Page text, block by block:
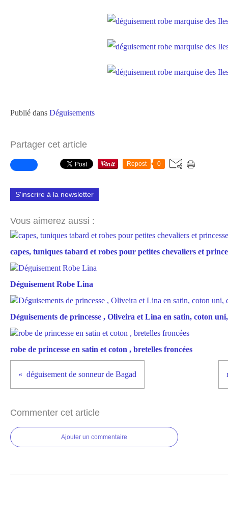
Publié dans Déguisements
Partager cet article
Repost 0
S'inscrire à la newsletter
Vous aimerez aussi :
capes, tuniques tabard et robes pour petites chevaliers et
Déguisement Robe Lina
Déguisements de princesse , Oliveira et Lina en satin, coton
robe de princesse en satin et coton , bretelles froncées
déguisement de sonneur de Bagad
Commenter cet article
Ajouter un commentaire